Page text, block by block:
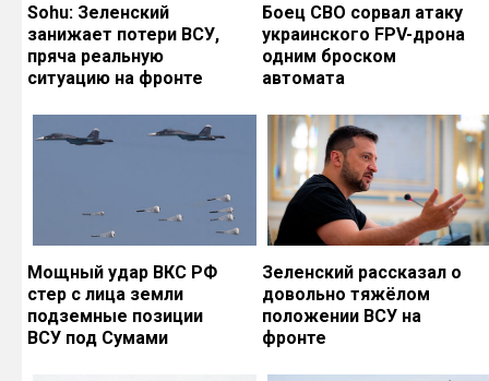
Sohu: Зеленский
занижает потери ВСУ,
пряча реальную
ситуацию на фронте
Боец СВО сорвал атаку
украинского FPV-дрона
одним броском
автомата
Мощный удар ВКС РФ
стер с лица земли
подземные позиции
ВСУ под Сумами
Зеленский рассказал о
довольно тяжёлом
положении ВСУ на
фронте